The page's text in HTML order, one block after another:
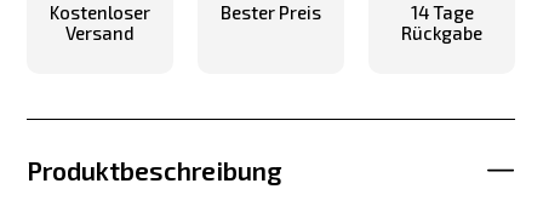
Kostenloser
Versand
Bester Preis
14 Tage
Rückgabe
Produktbeschreibung